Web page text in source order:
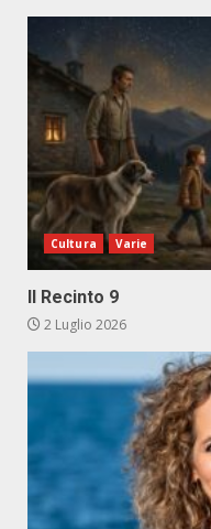
Cultura Varie
Il Recinto 9
2 Luglio 2026